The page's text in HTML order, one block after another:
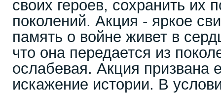
своих героев, сохранить их
поколений. Акция - яркое
память о войне живет в
что она передается из
ослабевая. Акция призвана
искажение истории. В